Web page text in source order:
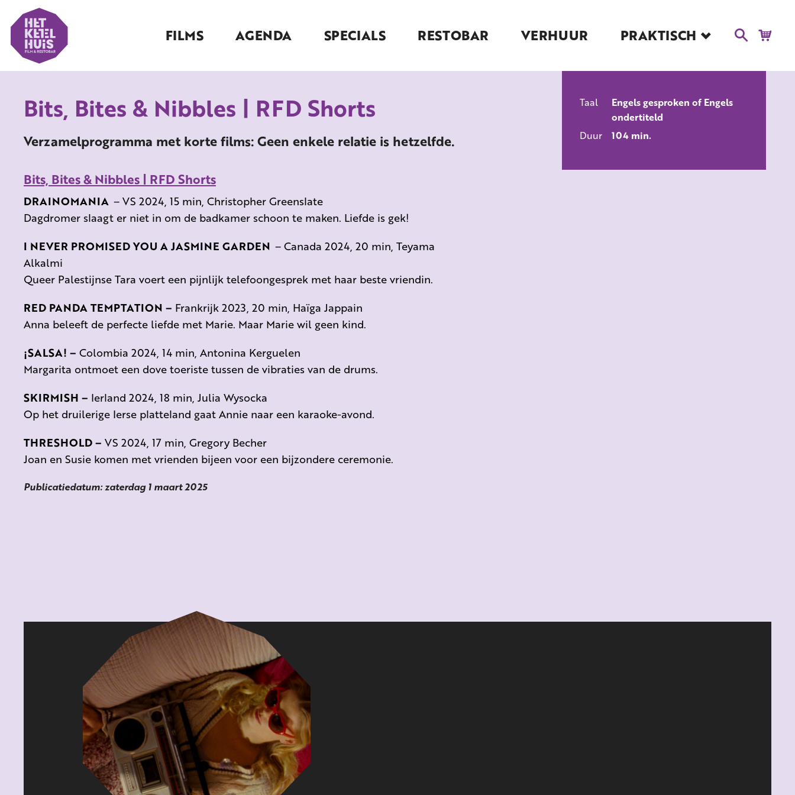
FILMS AGENDA SPECIALS RESTOBAR VERHUUR PRAKTISCH
Blog
Educatie
Kaartverkoop en
Tarieven
Bits, Bites & Nibbles | RFD Shorts
Verzamelprogramma met korte films: Geen enkele relatie is hetzelfde.
Bits, Bites & Nibbles | RFD Shorts
DRAINOMANIA –VS 2024, 15 min, Christopher Greenslate
Dagdromer slaagt er niet in om de badkamer schoon te maken. Liefde is gek!
I NEVER PROMISED YOU A JASMINE GARDEN –Canada 2024, 20 min, Teyama
Alkalmi
Queer Palestijnse Tara voert een pijnlijk telefoongesprek met haar beste vriendin.
RED PANDA TEMPTATION – Frankrijk 2023, 20 min, Haïga Jappain
Anna beleeft de perfecte liefde met Marie. Maar Marie wil geen kind.
¡SALSA! – Colombia 2024, 14 min, Antonina Kerguelen
Margarita ontmoet een dove toeriste tussen de vibraties van de drums.
SKIRMISH – Ierland 2024, 18 min, Julia Wysocka
Op het druilerige Ierse platteland gaat Annie naar een karaoke-avond.
THRESHOLD – VS 2024, 17 min, Gregory Becher
Joan en Susie komen met vrienden bijeen voor een bijzondere ceremonie.
Publicatiedatum: zaterdag 1 maart 2025
ALLE FILMS
Taal
Engels gesproken of Engels
ondertiteld
Duur
104 min.